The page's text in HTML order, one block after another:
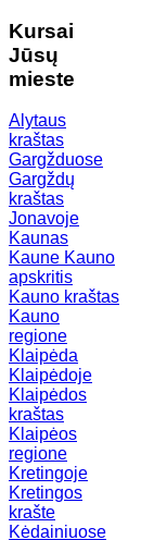
Kursai
Jūsų
mieste
Alytaus
kraštas
Gargžduose
Gargždų
kraštas
Jonavoje
Kaunas
Kaune Kauno
apskritis
Kauno kraštas
Kauno
regione
Klaipėda
Klaipėdoje
Klaipėdos
kraštas
Klaipėos
regione
Kretingoje
Kretingos
krašte
Kėdainiuose